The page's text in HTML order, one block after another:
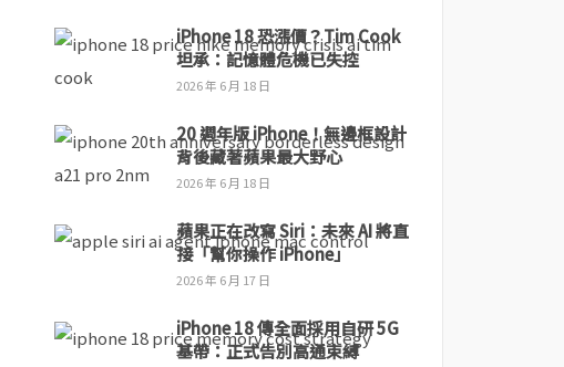
iPhone 18 恐漲價？Tim Cook
坦承：記憶體危機已失控
2026 年 6 月 18 日
20 週年版 iPhone！無邊框設計
背後藏著蘋果最大野心
2026 年 6 月 18 日
蘋果正在改寫 Siri：未來 AI 將直
接「幫你操作 iPhone」
2026 年 6 月 17 日
iPhone 18 傳全面採用自研 5G
基帶：正式告別高通束縛